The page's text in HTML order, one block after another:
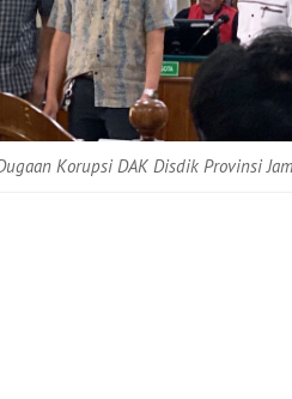
Korupsi DAK Disdik Provinsi